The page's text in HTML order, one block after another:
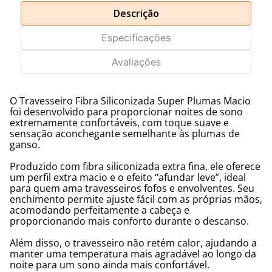
Descrição
Especificações
Avaliações
O Travesseiro Fibra Siliconizada Super Plumas Macio
foi desenvolvido para proporcionar noites de sono
extremamente confortáveis, com toque suave e
sensação aconchegante semelhante às plumas de
ganso.
Produzido com fibra siliconizada extra fina, ele oferece
um perfil extra macio e o efeito “afundar leve”, ideal
para quem ama travesseiros fofos e envolventes. Seu
enchimento permite ajuste fácil com as próprias mãos,
acomodando perfeitamente a cabeça e
proporcionando mais conforto durante o descanso.
Além disso, o travesseiro não retém calor, ajudando a
manter uma temperatura mais agradável ao longo da
noite para um sono ainda mais confortável.